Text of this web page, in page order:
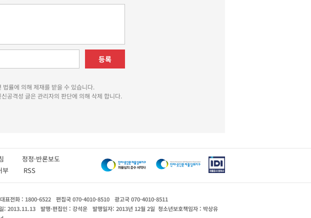
등록
률에 의해 제재를 받을 수 있습니다.
공격성 글은 관리자의 판단에 의해 삭제 합니다.
방침 정정·반론보도
부 RSS
대표전화 : 1800-6522 편집국 070-4010-8510
광고국 070-4010-8511
: 2013.11.13 발행·편집인 : 강석운 발행일자: 2013년 12월 2일 청소년보호책임자 : 박상유